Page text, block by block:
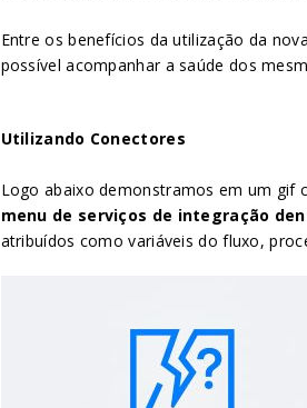
Entre os benefícios da utilização da
possível acompanhar a saúde dos
Utilizando Conectores
Logo abaixo demonstramos em um gif
menu de serviços de integração
atribuídos como variáveis do fluxo,